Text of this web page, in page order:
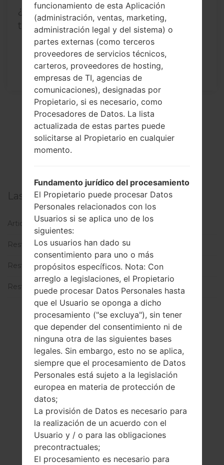
¿Cómo restablecer datos de fábrica a
través del menú...
1 2 >
Las categorías
Articulos utiles (1)
Restablecer datos de fábrica a través del código
Restablecer datos de fábrica a través del menú
Restablecimiento Completo
funcionamiento de esta Aplicación
(administración, ventas, marketing,
administración legal y del sistema) o
partes externas (como terceros
proveedores de servicios técnicos,
carteros, proveedores de hosting,
empresas de TI, agencias de
comunicaciones), designadas por
Propietario, si es necesario, como
Procesadores de Datos. La lista
actualizada de estas partes puede
solicitarse al Propietario en cualquier
momento.
Fundamento jurídico del procesamiento
El Propietario puede procesar Datos
Personales relacionados con los
Usuarios si se aplica uno de los
siguientes:
Los usuarios han dado su
consentimiento para uno o más
propósitos específicos. Nota: Con
arreglo a legislaciones, el Propietario
puede procesar Datos Personales hasta
que el Usuario se oponga a dicho
procesamiento ("se excluya"), sin tener
que depender del consentimiento ni de
ninguna otra de las siguientes bases
legales. Sin embargo, esto no se aplica,
siempre que el procesamiento de Datos
Personales está sujeto a la legislación
europea en materia de protección de
datos;
La provisión de Datos es necesario para
la realización de un acuerdo con el
Usuario y / o para las obligaciones
precontractuales;
El procesamiento es necesario para